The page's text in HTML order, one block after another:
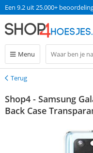
Een 9.2 uit 25.000+
Menu
Terug
Terug
Shop4 - Samsung
Back Case